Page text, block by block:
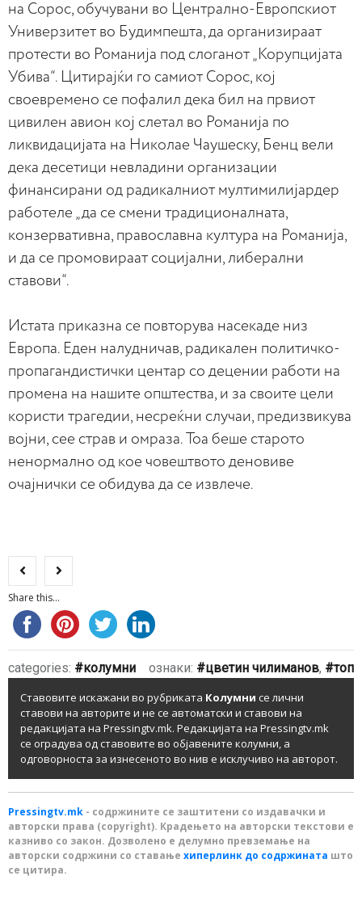
на Сорос, обучувани во Централно-Европскиот
Универзитет во Будимпешта, да организираат
протести во Романија под слоганот „Корупцијата
Убива“. Цитирајќи го самиот Сорос, кој
своевремено се пофалил дека бил на првиот
цивилен авион кој слетал во Романија по
ликвидацијата на Николае Чаушеску, Бенц вели
дека десетици невладини организации
финансирани од радикалниот мултимилијардер
работеле „да се смени традиционалната,
конзервативна, православна култура на Романија,
и да се промовираат социјални, либерални
ставови“.
Истата приказна се повторува насекаде низ
Европа. Еден налудничав, радикален политичко-
пропагандистички центар со децении работи на
промена на нашите општества, и за своите цели
користи трагедии, несреќни случаи, предизвикува
војни, сее страв и омраза. Тоа беше старото
ненормално од кое човештвото деновиве
очајнички се обидува да се извлече.
Share this...
categories: колумни ознаки: цветин чилиманов, топ
Ставовите искажани во рубриката Колумни се лични
ставови на авторите и не се автоматски и ставови на
редакцијата на Pressingtv.mk. Редакцијата на Pressingtv.mk
се оградува од ставовите во објавените колумни, а
одговорноста за изнесеното во нив е исклучиво на авторот.
Pressingtv.mk - содржините се заштитени со издавачки и
авторски права (copyright). Крадењето на авторски текстови е
казниво со закон. Дозволено е делумно превземање на
авторски содржини со ставање хиперлинк до содржината што
се цитира.